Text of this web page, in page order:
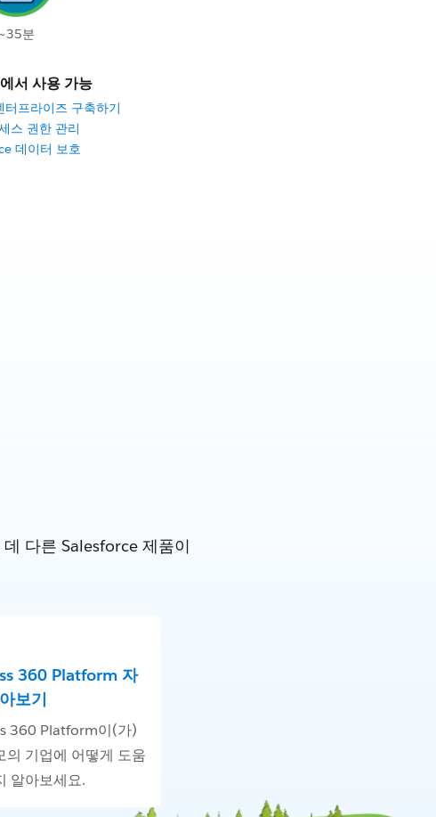
~35분
서 사용 가능
프라이즈 구축하기
스 권한 관리
데이터 보호
다른 Salesforce 제품이
360 Platform 자
보기
360 Platform이(가)
의 기업에 어떻게 도움
알아보세요.